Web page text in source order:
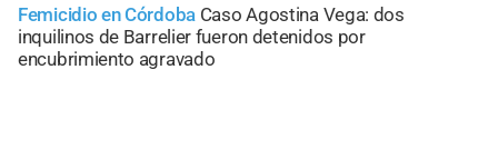
Femicidio en Córdoba Caso Agostina Vega: dos
inquilinos de Barrelier fueron detenidos por
encubrimiento agravado